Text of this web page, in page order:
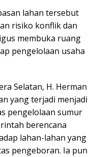
lahan tersebut
risiko konflik dan
membuka ruang
pengelolaan usaha
Selatan, H. Herman
yang terjadi menjadi
pengelolaan sumur
berencana
lahan-lahan yang
pengeboran. Ia pun